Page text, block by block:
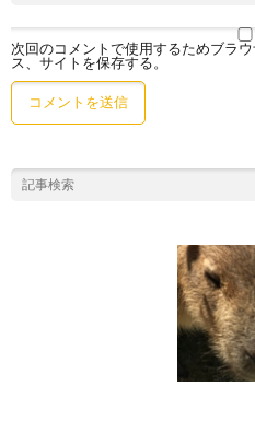
次回のコメントで使用するためブラ
ス、サイトを保存する。